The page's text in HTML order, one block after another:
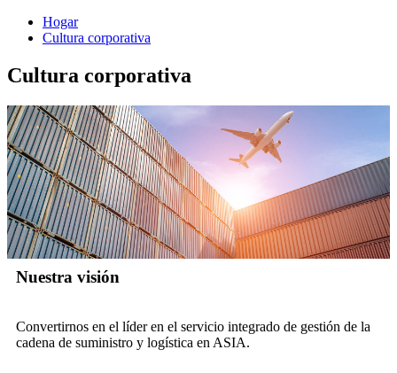
Hogar
Cultura corporativa
Cultura corporativa
Nuestra visión
Convertirnos en el líder en el servicio integrado de gestión de la
cadena de suministro y logística en ASIA.